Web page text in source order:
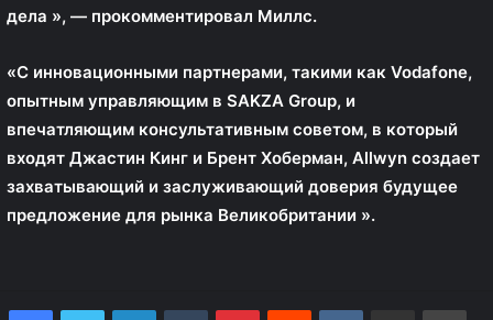
дела », — прокомментировал Миллс.
«С инновационными партнерами, такими как Vodafone,
опытным управляющим в SAKZA Group, и
впечатляющим консультативным советом, в который
входят Джастин Кинг и Брент Хоберман, Allwyn создает
захватывающий и заслуживающий доверия будущее
предложение для рынка Великобритании ».
LinkedIn